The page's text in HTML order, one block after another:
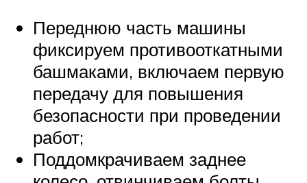
Переднюю часть машины
фиксируем противооткатными
башмаками, включаем первую
передачу для повышения
безопасности при проведении
работ;
Поддомкрачиваем заднее